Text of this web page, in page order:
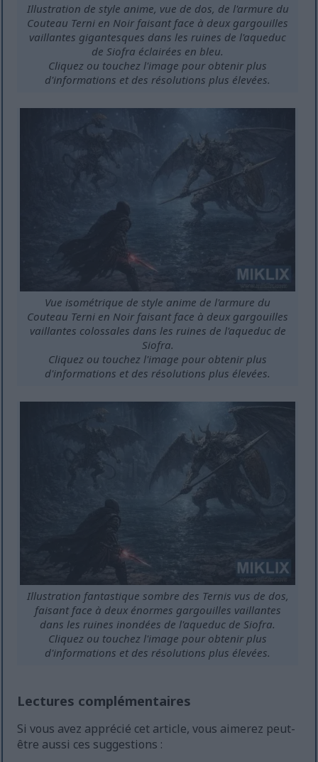
Illustration de style anime, vue de dos, de l'armure du
Couteau Terni en Noir faisant face à deux gargouilles
vaillantes gigantesques dans les ruines de l'aqueduc
de Siofra éclairées en bleu.
Cliquez ou touchez l'image pour obtenir plus
d'informations et des résolutions plus élevées.
Vue isométrique de style anime de l'armure du
Couteau Terni en Noir faisant face à deux gargouilles
vaillantes colossales dans les ruines de l'aqueduc de
Siofra.
Cliquez ou touchez l'image pour obtenir plus
d'informations et des résolutions plus élevées.
Illustration fantastique sombre des Ternis vus de dos,
faisant face à deux énormes gargouilles vaillantes
dans les ruines inondées de l'aqueduc de Siofra.
Cliquez ou touchez l'image pour obtenir plus
d'informations et des résolutions plus élevées.
Lectures complémentaires
Si vous avez apprécié cet article, vous aimerez peut-
être aussi ces suggestions :